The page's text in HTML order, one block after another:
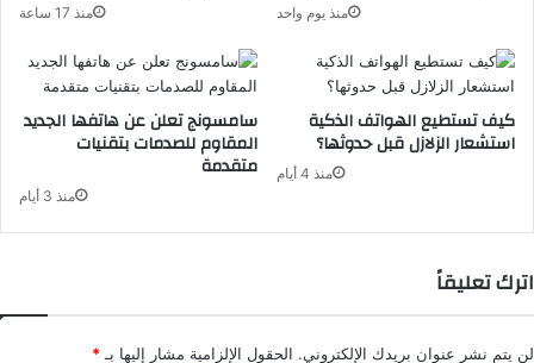
منذ 17 ساعة منذ يوم واحد
سامسونج تعلن عن هاتفها الجديد
المقاوم للصدمات بتقنيات
متقدمة
منذ 3 أيام
كيف تستطيع الهواتف الذكية
استشعار الزلازل قبل حدوثها؟
منذ 4 أيام
اترك تعليقاً
لن يتم نشر عنوان بريدك الإلكتروني. الحقول الإلزامية مشار إليها بـ *